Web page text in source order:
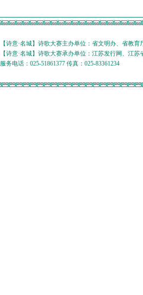
【诗意·名城】诗歌大赛主办单位：省文明办、省教
【诗意·名城】诗歌大赛承办单位：江苏发行网、江
服务电话：025-51861377 传真：025-83361234